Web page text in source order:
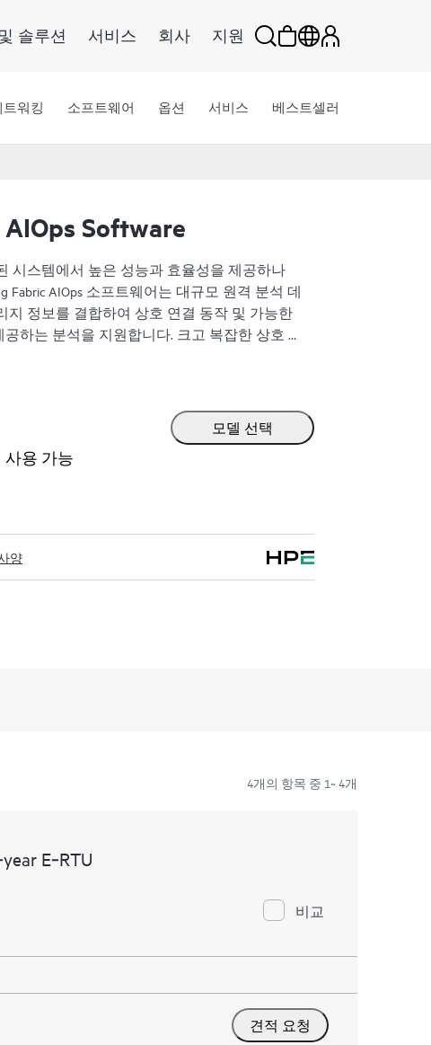
솔루션 서비스 회사 지원
트워킹 소프트웨어 옵션 서비스 베스트셀러
Software
시스템에서 높은 성능과 효율성을 제공하나
Fabric AIOps 소프트웨어는 대규모 원격 분석 데
지 정보를 결합하여 상호 연결 동작 및 가능한
하는 분석을 지원합니다. 크고 복잡한 상호 연
관리 기능 및 HPE Cray Supercomputing Fabric
늘리는 동시에 복잡한 시스템 운영의 부담과
있는 인사이트를 제공합니다. HPE Cray
소프트웨어는 시스템 관리자에게 상호 연결 트
패턴에 대해 알려 관리자가 잠재적 문제를 더
사용 가능
모델 선택
양
4개의 항목 중 1~ 4개
E‑RTU
비교
견적 요청